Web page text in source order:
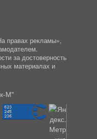
правах рекламы»,
за достоверность
материалах и
М"